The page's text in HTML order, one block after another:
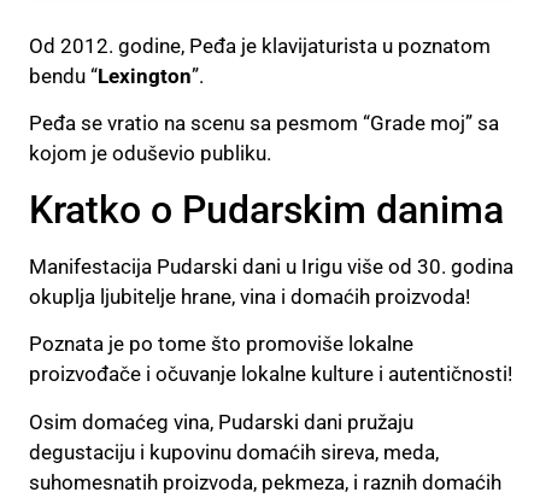
Od 2012. godine, Peđa je klavijaturista u poznatom
bendu “Lexington”.
Peđa se vratio na scenu sa pesmom “Grade moj” sa
kojom je oduševio publiku.
Kratko o Pudarskim danima
Manifestacija Pudarski dani u Irigu više od 30. godina
okuplja ljubitelje hrane, vina i domaćih proizvoda!
Poznata je po tome što promoviše lokalne
proizvođače i očuvanje lokalne kulture i autentičnosti!
Osim domaćeg vina, Pudarski dani pružaju
degustaciju i kupovinu domaćih sireva, meda,
suhomesnatih proizvoda, pekmeza, i raznih domaćih